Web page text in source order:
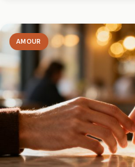
AMOUR